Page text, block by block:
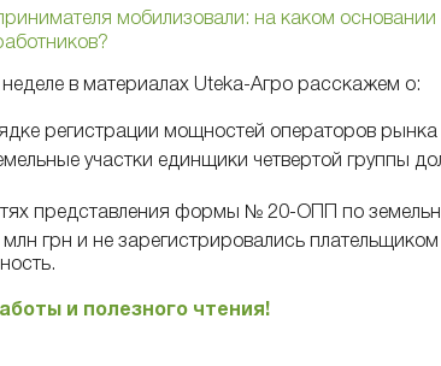
мобилизовали: на каком основании
в материалах Uteka-Агро расскажем о:
регистрации мощностей операторов рынка
участки единщики четвертой группы
представления формы № 20-ОПП по
млн грн и не зарегистрировались
и полезного чтения!